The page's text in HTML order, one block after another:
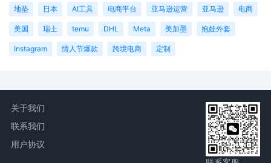
地垫 日本 AI工具 电商平台 亚马逊运营 亚马逊 电商
美国 瑞士 temu DHL Meta 美加墨 抱娃外套
Instagram 情人节爆款 跨境电商 定制
关于我们
联系我们
用户协议